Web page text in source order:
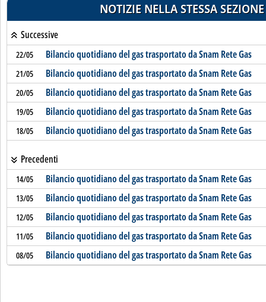
NOTIZIE NELLA STESSA SEZIONE
Successive
22/05 Bilancio quotidiano del gas trasportato da Snam Rete Gas
21/05 Bilancio quotidiano del gas trasportato da Snam Rete Gas
20/05 Bilancio quotidiano del gas trasportato da Snam Rete Gas
19/05 Bilancio quotidiano del gas trasportato da Snam Rete Gas
18/05 Bilancio quotidiano del gas trasportato da Snam Rete Gas
Precedenti
14/05 Bilancio quotidiano del gas trasportato da Snam Rete Gas
13/05 Bilancio quotidiano del gas trasportato da Snam Rete Gas
12/05 Bilancio quotidiano del gas trasportato da Snam Rete Gas
11/05 Bilancio quotidiano del gas trasportato da Snam Rete Gas
08/05 Bilancio quotidiano del gas trasportato da Snam Rete Gas